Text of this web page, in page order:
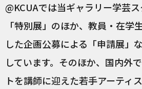
@KCUAでは当ギャラリー学芸
「特別展」のほか、教員・在学
した企画公募による「申請展」
しています。そのほか、国内外
トを講師に迎えた若手アーティ